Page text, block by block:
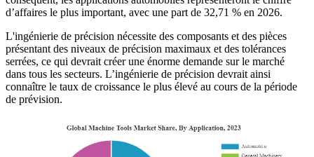
d’affaires le plus important, avec une part de 32,71 % en 2026.
L'ingénierie de précision nécessite des composants et des pièces
présentant des niveaux de précision maximaux et des tolérances
serrées, ce qui devrait créer une énorme demande sur le marché
dans tous les secteurs. L’ingénierie de précision devrait ainsi
connaître le taux de croissance le plus élevé au cours de la période
de prévision.